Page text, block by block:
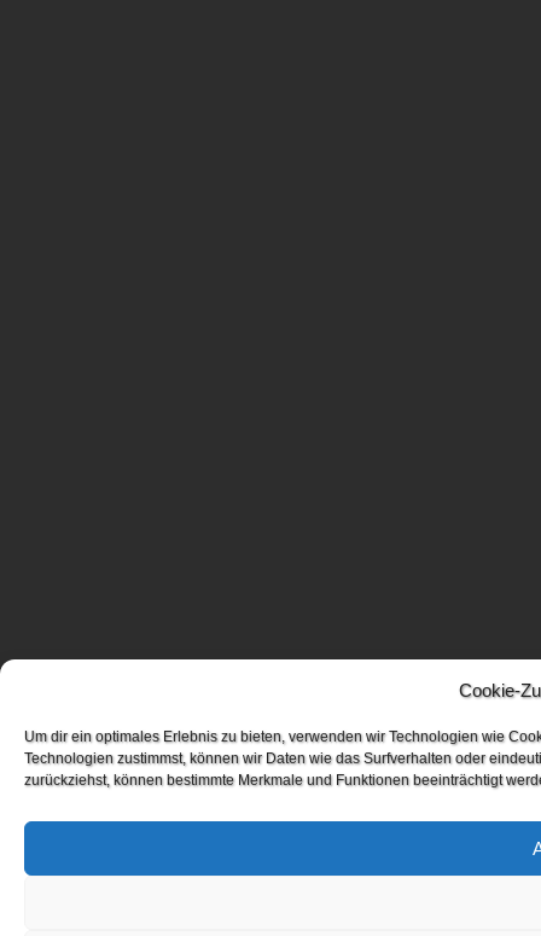
Cookie-
Um dir ein optimales Erlebnis zu bieten, verwenden wir Technologien wie
Technologien zustimmst, können wir Daten wie das Surfverhalten oder
zurückziehst, können bestimmte Merkmale und Funktionen beeinträchtigt